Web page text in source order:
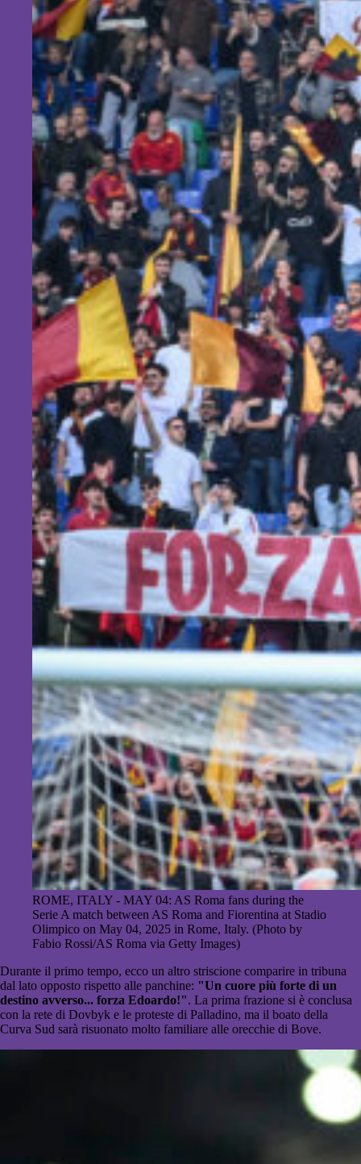
ROME, ITALY - MAY 04: AS Roma fans during the
Serie A match between AS Roma and Fiorentina at Stadio
Olimpico on May 04, 2025 in Rome, Italy. (Photo by
Fabio Rossi/AS Roma via Getty Images)
Durante il primo tempo, ecco un altro striscione comparire in tribuna
dal lato opposto rispetto alle panchine: "Un cuore più forte di un
destino avverso... forza Edoardo!". La prima frazione si è conclusa
con la rete di Dovbyk e le proteste di Palladino, ma il boato della
Curva Sud sarà risuonato molto familiare alle orecchie di Bove.